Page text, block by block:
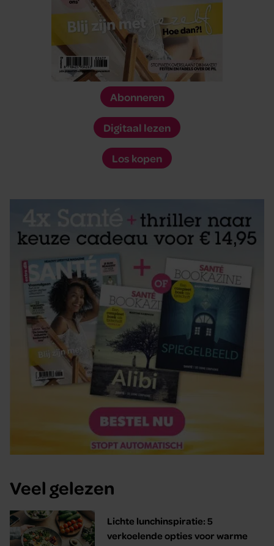
Abonneren
Digitaal lezen
Los kopen